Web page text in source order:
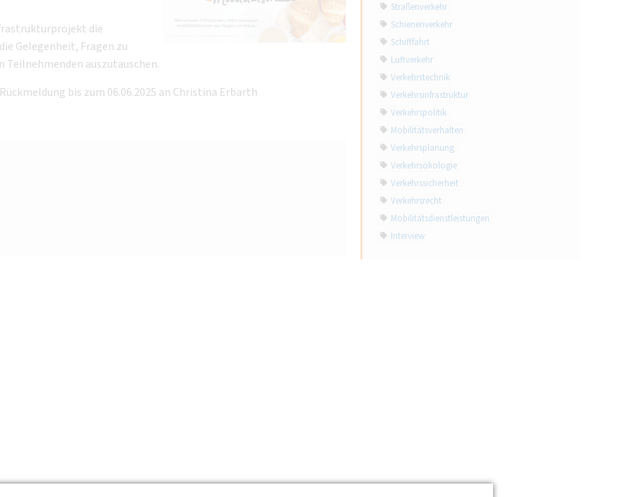
die
Gelegenheit, Fragen zu
auszutauschen.
bis zum 06.06.2025 an Christina Erbarth
Straßenverkehr
Schienenverkehr
Schifffahrt
Luftverkehr
Verkehrstechnik
Verkehrsinfrastruktur
Verkehrspolitik
Mobilitätsverhalten
Verkehrsplanung
Verkehrsökologie
Verkehrssicherheit
Verkehrsrecht
Mobilitätsdienstleistungen
Interview